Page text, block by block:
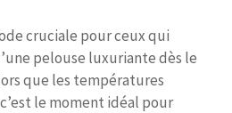
cruciale pour ceux qui
pelouse luxuriante dès le
que les températures
le moment idéal pour